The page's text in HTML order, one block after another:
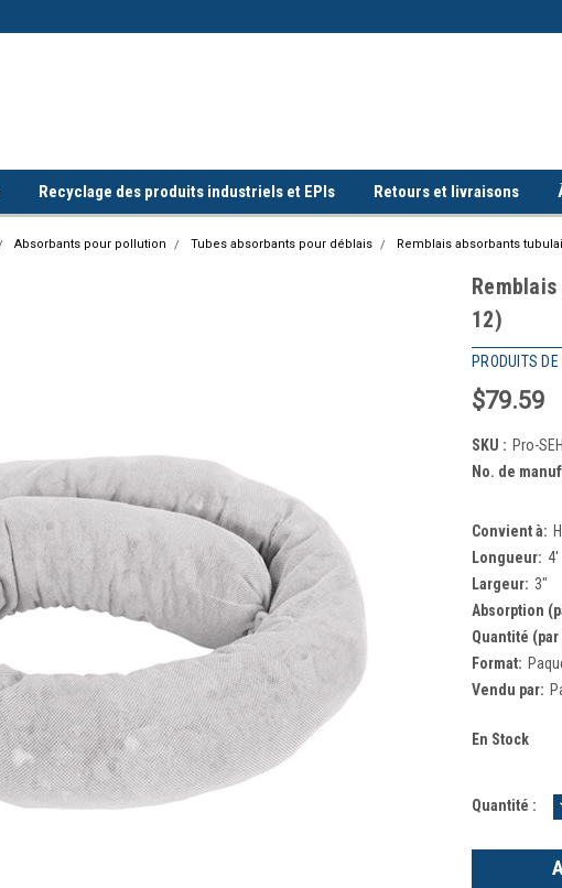
Recyclage des produits industriels et EPIs Retours et livraisons
Absorbants pour pollution Tubes absorbants pour déblais Remblais absorbants
12)
PRODUITS
$79.59
SKU : Pro-
No. de
Convient à:
Longueur: 4'
Largeur: 3"
Absorption
Quantité (par
Format:
Vendu par:
En Stock
Quantité :
: